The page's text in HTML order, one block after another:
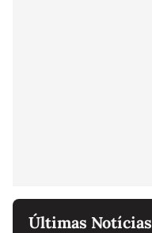
Últimas Notícias